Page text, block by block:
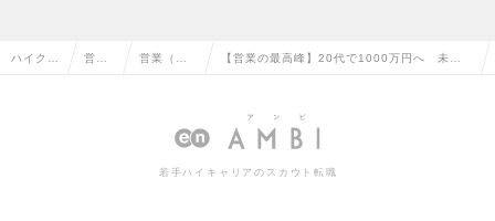
ハイクラ 営業 営業（法 【営業の最高峰】20代で1000万円へ 未経
用）の求人情報
若手ハイキャリアのスカウト転職